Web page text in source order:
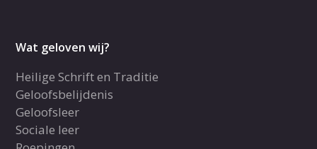
Wat geloven wij?
Heilige Schrift en Traditie
Geloofsbelijdenis
Geloofsleer
Sociale leer